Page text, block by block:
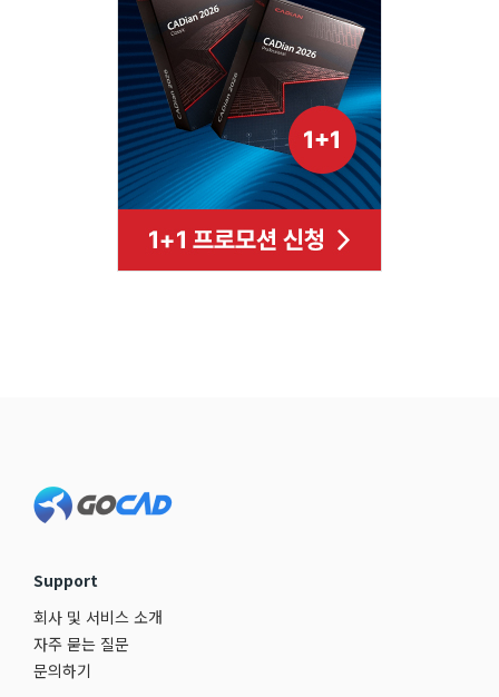
Support
회사 및 서비스 소개
자주 묻는 질문
문의하기